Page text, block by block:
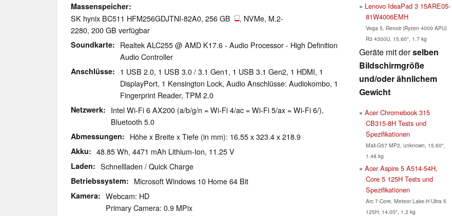
Massenspeicher
SK hynix BC511 HFM256GDJTNI-82A0, 256 GB
, NVMe, M.2-
2280, 200 GB verfügbar
Soundkarte
Realtek ALC255 @ AMD K17.6 - Audio Processor - High Definition
Audio Controller
Anschlüsse
1 USB 2.0, 1 USB 3.0 / 3.1 Gen1, 1 USB 3.1 Gen2, 1 HDMI, 1
DisplayPort, 1 Kensington Lock, Audio Anschlüsse: Audiokombo, 1
Fingerprint Reader, TPM 2.0
Netzwerk
Intel Wi-Fi 6 AX200 (a/b/g/n = Wi-Fi 4/ac = Wi-Fi 5/ax = Wi-Fi 6/),
Bluetooth 5.0
Abmessungen Höhe x Breite x Tiefe (in mm): 16.55 x 323.4 x 218.9
Akku 48.85 Wh, 4471 mAh Lithium-Ion, 11.25 V
Laden Schnellladen / Quick Charge
Betriebssystem Microsoft Windows 10 Home 64 Bit
Kamera
Webcam: HD
Primary Camera: 0.9 MPix
Lenovo IdeaPad 3 15ARE05-
81W4006EMH
Vega 5, Renoir (Ryzen 4000 APU)
R3 4300U, 15.60", 1.7 kg
Geräte mit derselben
Bildschirmgröße
und/oder ähnlichem
Gewicht
Acer Chromebook 315
CB315-8H Tests und
Spezifikationen
Mali-G57 MP2, unknown, 15.60",
1.48 kg
Acer Aspire 5 A514-54H,
Core 5 125H Tests und
Spezifikationen
Arc 7-Core, Meteor Lake-H Ultra 5
125H, 14.00", 1.2 kg